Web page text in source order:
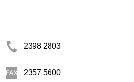
2398 2803
2357 5600